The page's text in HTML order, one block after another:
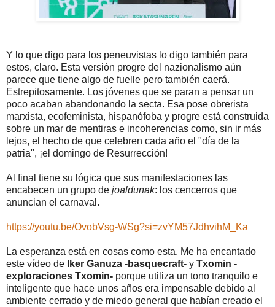
Y lo que digo para los peneuvistas lo digo también para
estos, claro. Esta versión progre del nazionalismo aún
parece que tiene algo de fuelle pero también caerá.
Estrepitosamente. Los jóvenes que se paran a pensar un
poco acaban abandonando la secta. Esa pose obrerista
marxista, ecofeminista, hispanófoba y progre está construida
sobre un mar de mentiras e incoherencias como, sin ir más
lejos, el hecho de que celebren cada año el "día de la
patria", ¡el domingo de Resurrección!
Al final tiene su lógica que sus manifestaciones las
encabecen un grupo de joaldunak: los cencerros que
anuncian el carnaval.
https://youtu.be/OvobVsg-WSg?si=zvYM57JdhvihM_Ka
La esperanza está en cosas como esta. Me ha encantado
este vídeo de Iker Ganuza -basquecraft- y Txomin -
exploraciones Txomin- porque utiliza un tono tranquilo e
inteligente que hace unos años era impensable debido al
ambiente cerrado y de miedo general que habían creado el